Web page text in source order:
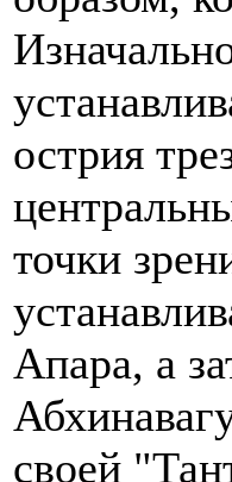
острия
точки
Апара, а
своей